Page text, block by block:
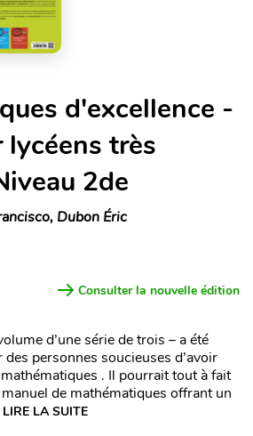
d'excellence -
lycéens très
2de
Dubon Éric
Consulter la nouvelle édition
d’une série de trois – a été
personnes soucieuses d’avoir
. Il pourrait tout à fait
de mathématiques offrant un
LIRE LA SUITE